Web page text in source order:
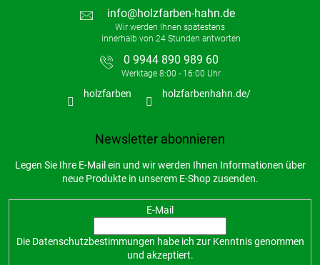
info@holzfarben-hahn.de
0 9944 890 989 60
holzfarben holzfarbenhahn.de/
Newsletter abonnieren
Legen Sie Ihre E-Mail ein und wir werden Ihnen Informationen über
neue Produkte in unserem E-Shop zusenden.
E-Mail
Die Datenschutzbestimmungen habe ich zur Kenntnis genommen
und akzeptiert.